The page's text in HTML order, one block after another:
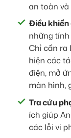
an toàn
Điều khiển
những
Chỉ cần ra
hiện các
điện, mở
màn hình,
Tra cứu
ích giúp
các lỗi vi